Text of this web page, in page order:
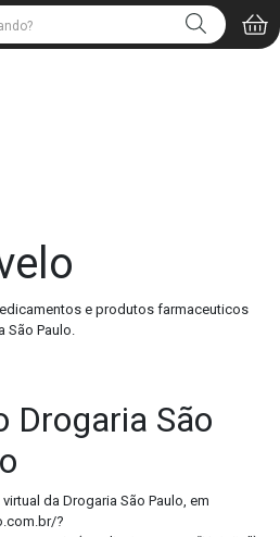
e produtos farmaceuticos
São Paulo.
Drogaria São
da Drogaria São Paulo, em
?